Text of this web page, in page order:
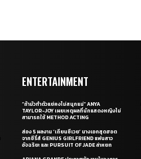
ENTERTAINMENT
“ถ้ามัวทำตัวแย่คงไม่สนุกแน่” ANYA
TAYLOR-JOY เผยเหตุผลที่นักแสดงหญิงไม่
สามารถใช้ METHOD ACTING
ส่อง 5 ผลงาน ‘เถียนซีเวย’ นางเอกสุดฮอต
จากซีรี่ส์ GENIUS GIRLFRIEND แฟนสาว
อัจฉริยะ และ PURSUIT OF JADE ล่าหยก